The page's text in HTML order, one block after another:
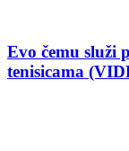
Evo čemu služi
tenisicama